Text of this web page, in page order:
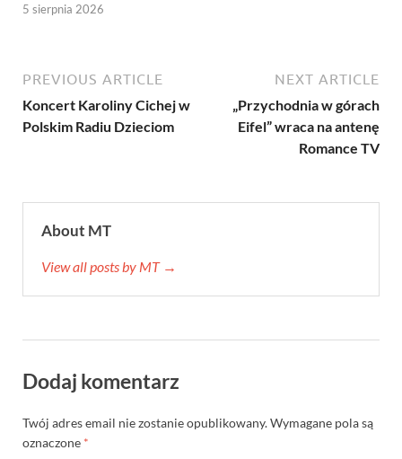
5 sierpnia 2026
PREVIOUS ARTICLE
Koncert Karoliny Cichej w
Polskim Radiu Dzieciom
NEXT ARTICLE
„Przychodnia w górach
Eifel” wraca na antenę
Romance TV
About MT
View all posts by MT →
Dodaj komentarz
Twój adres email nie zostanie opublikowany.Wymagane pola są
oznaczone *